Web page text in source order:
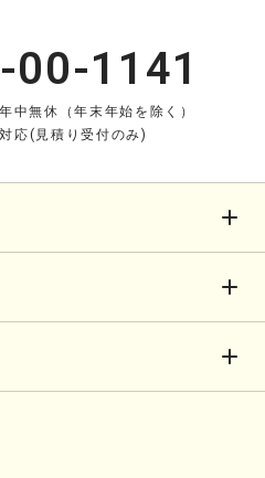
00-1141
無休（年末年始を除く）
応(見積り受付のみ)